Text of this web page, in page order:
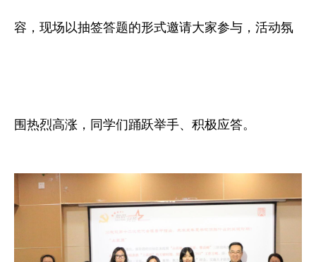
容，现场以抽签答题的形式邀请大家参与，活动氛
围热烈高涨，同学们踊跃举手、积极应答。